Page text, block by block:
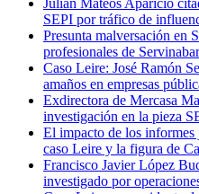
SEPI por tráfico de
Presunta malversación en
profesionales de Servinabar
Caso Leire: José Ramón
amaños en empresas
Exdirectora de Mercasa
investigación en la pieza
El impacto de los
caso Leire y la figura de
Francisco Javier López
investigado por